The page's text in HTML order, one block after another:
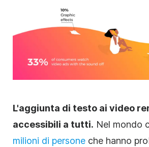
L'aggiunta di testo ai video
accessibili a tutti. Nel mondo
milioni di persone che hanno